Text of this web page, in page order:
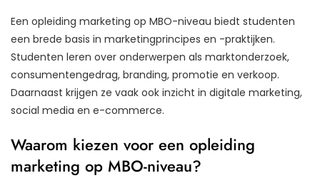
Een opleiding marketing op MBO-niveau biedt studenten
een brede basis in marketingprincipes en -praktijken.
Studenten leren over onderwerpen als marktonderzoek,
consumentengedrag, branding, promotie en verkoop.
Daarnaast krijgen ze vaak ook inzicht in digitale marketing,
social media en e-commerce.
Waarom kiezen voor een opleiding
marketing op MBO-niveau?